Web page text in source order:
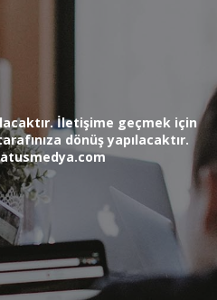
İletişime geçmek için
dönüş yapılacaktır.